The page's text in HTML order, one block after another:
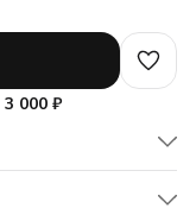
3 000 ₽